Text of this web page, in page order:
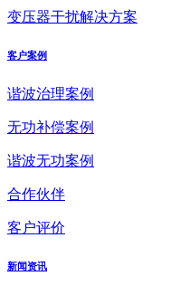
变压器干扰解决方案
客户案例
谐波治理案例
无功补偿案例
谐波无功案例
合作伙伴
客户评价
新闻资讯